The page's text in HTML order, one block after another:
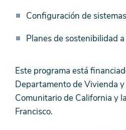
Configuración de
Planes de sostenibilidad
Este programa está
Departamento de Vivienda
Comunitario de California y
Francisco.